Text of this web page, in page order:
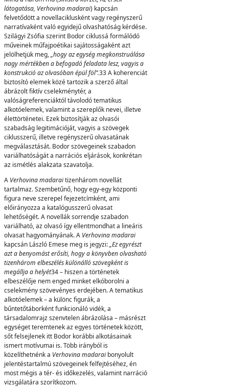
látogatása, Verhovina madarai) kapcsán
felvetődött a novellaciklusként vagy regényszerű
narratívaként való egyidejű olvashatóság kérdése.
Szilágyi Zsófia szerint Bodor ciklussá formálódó
műveinek műfajpoétikai sajátosságaként azt
jelölhetjük meg,„hogy az egység megkonstruálása
nagy mértékben a befogadó feladata lesz, vagyis a
konstrukció az olvasóban épül föl”.33 A koherenciát
biztosító elemek közé tartozik a szerző által
ábrázolt fiktív cselekménytér, a
valóságreferenciáktól távolodó tematikus
alkotóelemek, valamint a szereplők nevei, illetve
élettörténetei. Ezek biztosítják az olvasói
szabadság legitimációját, vagyis a szövegek
ciklusszerű, illetve regényszerű olvasatának
megválasztását. Bodor szövegeinek szabadon
variálhatóságát a narrációs eljárások, konkrétan
az ismétlés alakzata szavatolja.
A Verhovina madaraitizenhárom novellát
tartalmaz. Szembetűnő, hogy egy-egy központi
figura neve szerepel fejezetcímként, ami
előirányozza a katalógusszerű olvasat
lehetőségét. A novellák sorrendje szabadon
variálható, az olvasó így ellentmondhat a lineáris
olvasat hagyományának. A Verhovina madarai
kapcsán László Emese meg is jegyzi:„Ez egyrészt
azt a benyomást erősíti, hogy a könyvben olvasható
tizenhárom elbeszélés különálló szövegként is
megállja a helyét34– hiszen a történetek
elbeszélője nem enged minket elkóborolni a
cselekmény szövevényes erdejében. A tematikus
alkotóelemek – a különc figurák, a
bűntetőtáborként funkcionáló vidék, a
társadalomrajz szenvtelen ábrázolása – másrészt
egységet teremtenek az egyes történetek között,
sőt felsejlenek itt Bodor korábbi alkotásainak
ismert motívumai is. Több irányból is
közelíthetnénk a Verhovina madarai bonyolult
jelentéstartalmú szövegeinek felfejtéséhez, én
most mégis a tér- és időkezelés, valamint narráció
vizsgálatára szorítkozom.